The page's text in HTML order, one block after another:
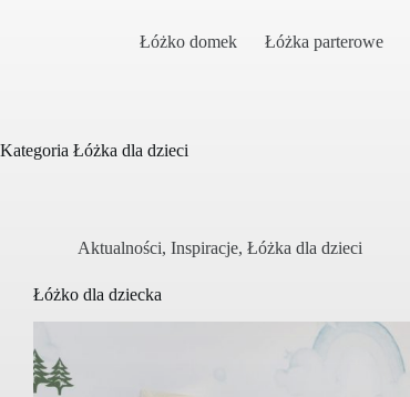
Łóżko domek Łóżka parterowe
Kategoria Łóżka dla dzieci
Aktualności, Inspiracje, Łóżka dla dzieci
Łóżko dla dziecka